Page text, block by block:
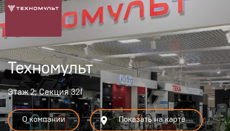
Техномульт
Этаж 2, Секция 321
О компании Показать на карте